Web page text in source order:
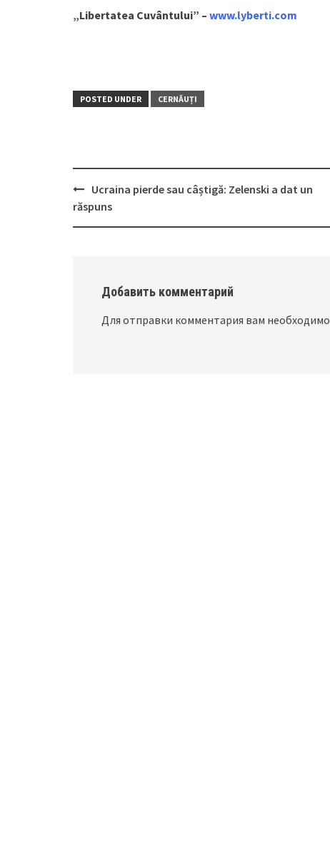
„Libertatea Cuvântului” – www.lyberti.com
POSTED UNDER CERNĂUȚI
Post
navigation
Ucraina pierde sau câștigă: Zelenski a dat un
răspuns
Добавить комментарий
Для отправки комментария вам необходимо